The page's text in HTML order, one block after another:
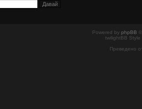
Powered by phpBB
twilightBB
Преведено